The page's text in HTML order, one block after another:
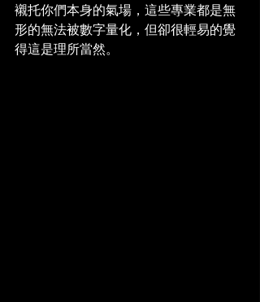
襯托你們本身的氣場，這些專業都是無
形的無法被數字量化，但卻很輕易的覺
得這是理所當然。